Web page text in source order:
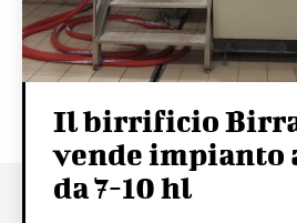
Il birrificio
vende impianto
da 7-10 hl